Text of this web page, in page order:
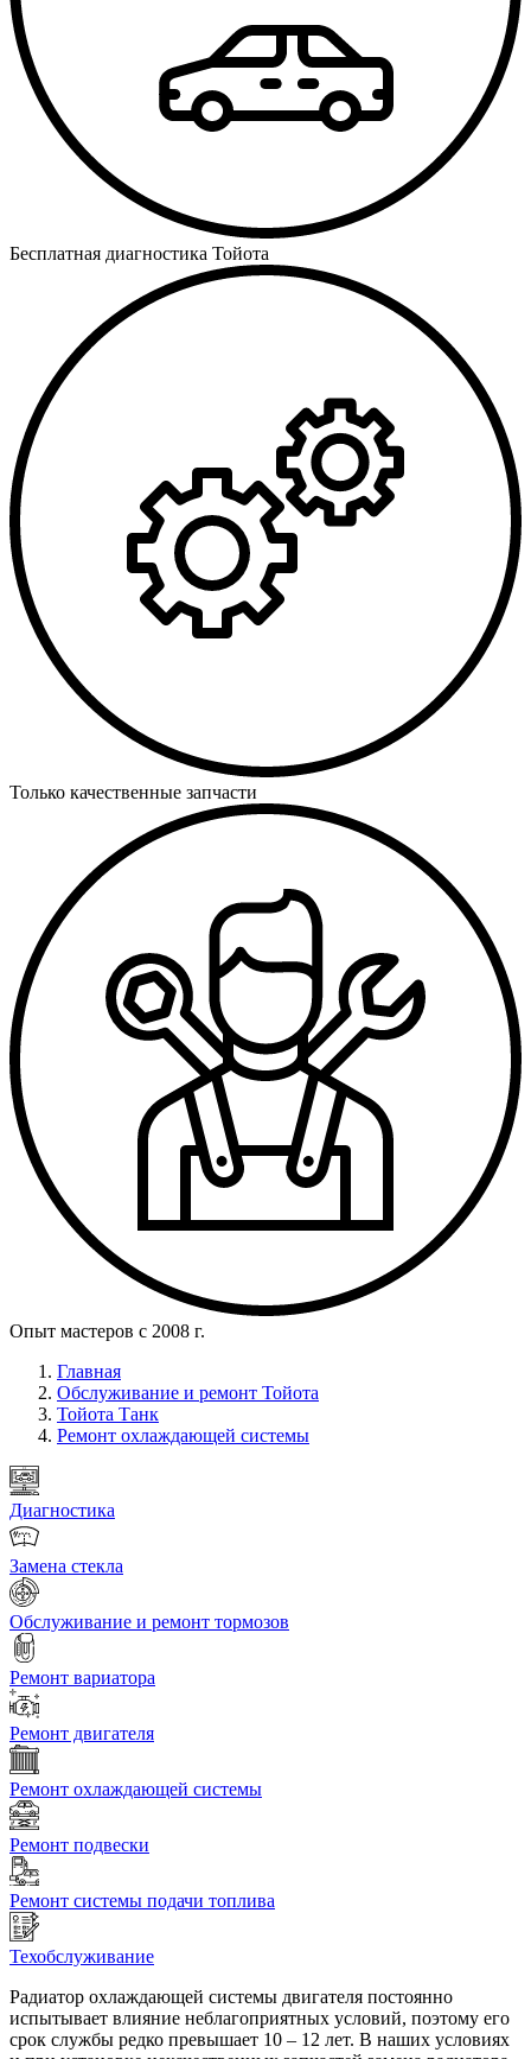
Бесплатная диагностика Тойота
Только качественные запчасти
Опыт мастеров с 2008 г.
Главная
Обслуживание и ремонт Тойота
Тойота Танк
Ремонт охлаждающей системы
Диагностика
Замена стекла
Обслуживание и ремонт тормозов
Ремонт вариатора
Ремонт двигателя
Ремонт охлаждающей системы
Ремонт подвески
Ремонт системы подачи топлива
Техобслуживание
Радиатор охлаждающей системы двигателя постоянно
испытывает влияние неблагоприятных условий, поэтому его
срок службы редко превышает 10 – 12 лет. В наших условиях